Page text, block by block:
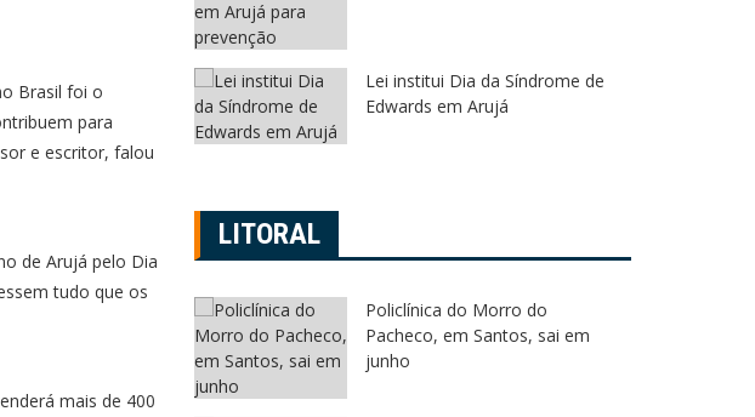
Brasil foi o
para
e escritor, falou
de Arujá pelo Dia
tudo que os
mais de 400
Lei institui Dia da Síndrome de
Edwards em Arujá
LITORAL
Policlínica do Morro do
Pacheco, em Santos, sai em
junho